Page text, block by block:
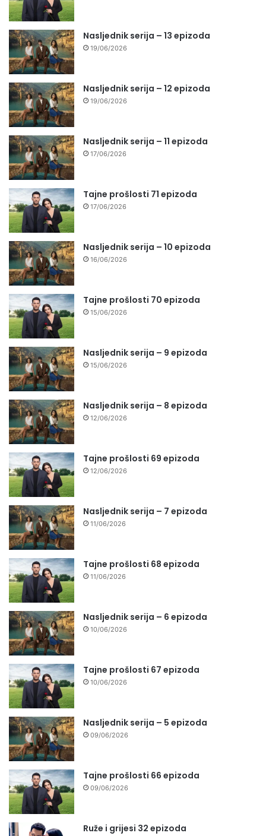
Nasljednik serija – 13 epizoda
19/06/2026
Nasljednik serija – 12 epizoda
19/06/2026
Nasljednik serija – 11 epizoda
17/06/2026
Tajne prošlosti 71 epizoda
17/06/2026
Nasljednik serija – 10 epizoda
16/06/2026
Tajne prošlosti 70 epizoda
15/06/2026
Nasljednik serija – 9 epizoda
15/06/2026
Nasljednik serija – 8 epizoda
12/06/2026
Tajne prošlosti 69 epizoda
12/06/2026
Nasljednik serija – 7 epizoda
11/06/2026
Tajne prošlosti 68 epizoda
11/06/2026
Nasljednik serija – 6 epizoda
10/06/2026
Tajne prošlosti 67 epizoda
10/06/2026
Nasljednik serija – 5 epizoda
09/06/2026
Tajne prošlosti 66 epizoda
09/06/2026
Ruže i grijesi 32 epizoda